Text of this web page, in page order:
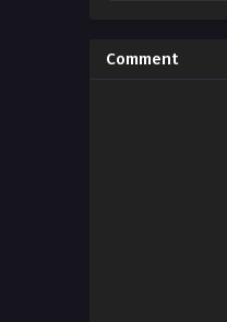
September 18, 2024
Comment